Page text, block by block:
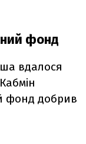
фонд
вдалося
фонд добрив